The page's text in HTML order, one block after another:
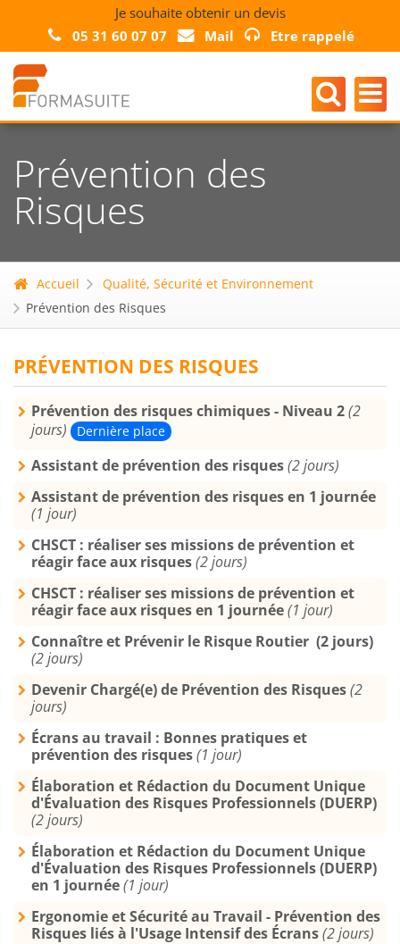
Je souhaite obtenir un devis
05 31 60 07 07
Mail Etre rappelé
Prévention des
Risques
Accueil
Qualité, Sécurité et Environnement
Prévention des Risques
PRÉVENTION DES RISQUES
Prévention des risques chimiques - Niveau 2(2
jours)
Dernière place
Assistant de prévention des risques(2 jours)
Assistant de prévention des risques en 1 journée
(1 jour)
CHSCT : réaliser ses missions de prévention et
réagir face aux risques(2 jours)
CHSCT : réaliser ses missions de prévention et
réagir face aux risques en 1 journée(1 jour)
Connaître et Prévenir le Risque Routier (2 jours)
(2 jours)
Devenir Chargé(e) de Prévention des Risques(2
jours)
Écrans au travail : Bonnes pratiques et
prévention des risques(1 jour)
Élaboration et Rédaction du Document Unique
d'Évaluation des Risques Professionnels (DUERP)
(2 jours)
Élaboration et Rédaction du Document Unique
d'Évaluation des Risques Professionnels (DUERP)
en 1 journée(1 jour)
Ergonomie et Sécurité au Travail - Prévention des
Risques liés à l'Usage Intensif des Écrans(2 jours)